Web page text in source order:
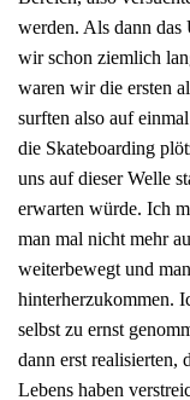
werden. Als dann das
wir schon ziemlich
waren wir die ersten
surften also auf
die Skateboarding
uns auf dieser Welle
erwarten würde. Ich
man mal nicht mehr
weiterbewegt und
hinterherzukommen.
selbst zu ernst
dann erst realisierten,
Lebens haben